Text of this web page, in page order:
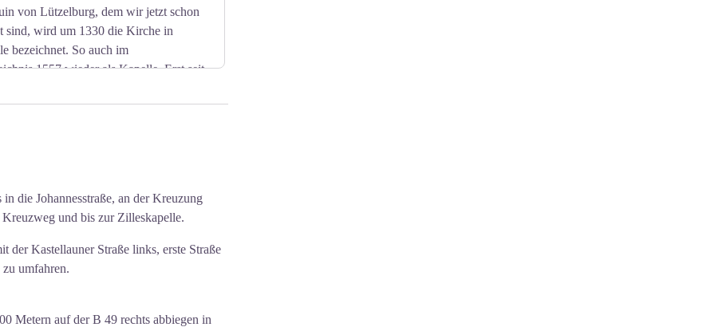
von Lützelburg, dem wir jetzt schon
sind, wird um 1330 die Kirche in
bezeichnet. So auch im
1557 wieder als Kapelle. Erst seit
Kreuzgewölbe erhalten. Ihre
Helm.
die Johannesstraße, an der Kreuzung
und bis zur Zilleskapelle.
der Kastellauner Straße links, erste Straße
umfahren.
Metern auf der B 49 rechts abbiegen in